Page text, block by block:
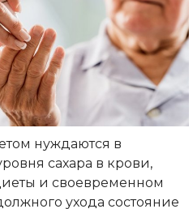
нуждаются в
сахара в крови,
и своевременном
ухода состояние